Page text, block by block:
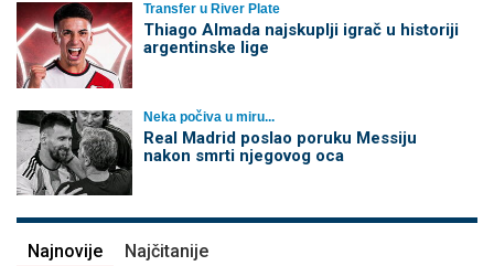
Transfer u River Plate
Thiago Almada najskuplji igrač u historiji
argentinske lige
Neka počiva u miru...
Real Madrid poslao poruku Messiju
nakon smrti njegovog oca
Najnovije Najčitanije